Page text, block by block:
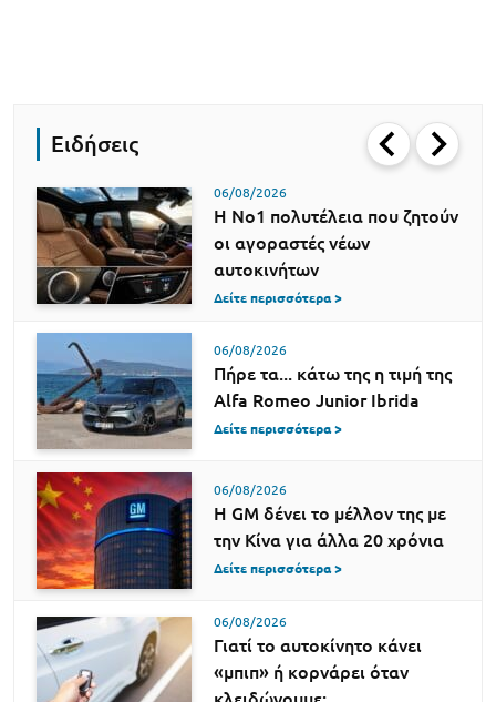
Ειδήσεις
06/08/2026
H Νο1 πολυτέλεια που ζητούν
οι αγοραστές νέων
αυτοκινήτων
Δείτε περισσότερα >
06/08/2026
Πήρε τα... κάτω της η τιμή της
Alfa Romeo Junior Ibrida
Δείτε περισσότερα >
06/08/2026
Η GM δένει το μέλλον της με
την Κίνα για άλλα 20 χρόνια
Δείτε περισσότερα >
06/08/2026
Γιατί το αυτοκίνητο κάνει
«μπιπ» ή κορνάρει όταν